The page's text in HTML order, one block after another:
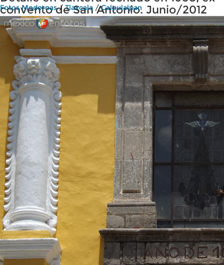
convento de San Antonio. Junio/2012
Fotos Modernas/Tlaxcala /Calpulalpan